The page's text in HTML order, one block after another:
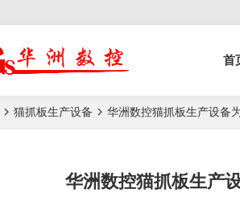
抓板生
设备|非标 首
猫抓板生产设备 华洲数控猫抓板生产设备
华洲数控猫抓板生产